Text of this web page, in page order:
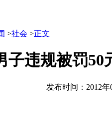
>社会 >正文
子违规被罚50
发布时间：2012年